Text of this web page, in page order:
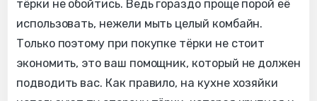
тёрки не обойтись. Ведь гораздо проще порой её
использовать, нежели мыть целый комбайн.
Только поэтому при покупке тёрки не стоит
экономить, это ваш помощник, который не должен
подводить вас. Как правило, на кухне хозяйки